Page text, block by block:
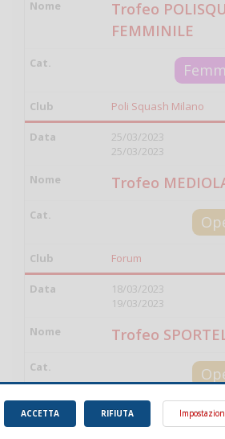
Trofeo
FEMMINILE
Poli Squash Milano
25/03/2023
25/03/2023
Trofeo
Forum
18/03/2023
19/03/2023
Trofeo
Bergamo Squash
RIFIUTA
ACCETTA